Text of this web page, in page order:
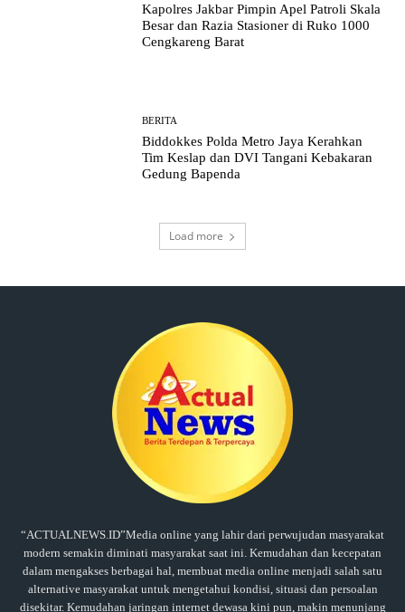
Kapolres Jakbar Pimpin Apel Patroli Skala
Besar dan Razia Stasioner di Ruko 1000
Cengkareng Barat
BERITA
Biddokkes Polda Metro Jaya Kerahkan
Tim Keslap dan DVI Tangani Kebakaran
Gedung Bapenda
Load more
“ACTUALNEWS.ID”Media online yang lahir dari perwujudan masyarakat
modern semakin diminati masyarakat saat ini. Kemudahan dan kecepatan
dalam mengakses berbagai hal, membuat media online menjadi salah satu
alternative masyarakat untuk mengetahui kondisi, situasi dan persoalan
disekitar. Kemudahan jaringan internet dewasa kini pun, makin menunjang